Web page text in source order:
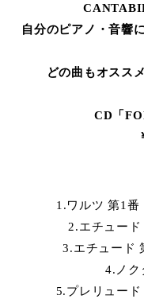
自分のピアノ・音響
どの曲もオスス
CD「
1.ワルツ 第1番
2.エチュー
3.エチュード
4.ノク
5.プレリュー